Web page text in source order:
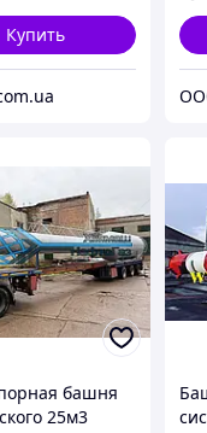
Купить
башня
25м3